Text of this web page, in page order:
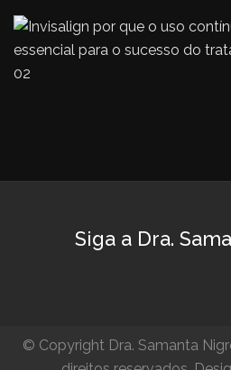
Siga a Dra.
© Copyright Dra. Samanta